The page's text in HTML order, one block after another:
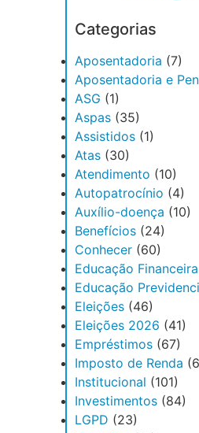
Categorias
Aposentadoria (7)
Aposentadoria e
ASG (1)
Aspas(35)
Assistidos(1)
Atas(30)
Atendimento (10)
Autopatrocínio (4)
Auxílio-doença (10)
Benefícios(24)
Conhecer(60)
Educação Financeira
Educação
Eleições(46)
Eleições 2026 (41)
Empréstimos(67)
Imposto de Renda
Institucional (101)
Investimentos(84)
LGPD (23)